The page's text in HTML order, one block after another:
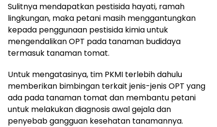
Sulitnya mendapatkan pestisida hayati, ramah
lingkungan, maka petani masih menggantungkan
kepada penggunaan pestisida kimia untuk
mengendalikan OPT pada tanaman budidaya
termasuk tanaman tomat.
Untuk mengatasinya, tim PKMI terlebih dahulu
memberikan bimbingan terkait jenis-jenis OPT yang
ada pada tanaman tomat dan membantu petani
untuk melakukan diagnosis awal gejala dan
penyebab gangguan kesehatan tanamannya.